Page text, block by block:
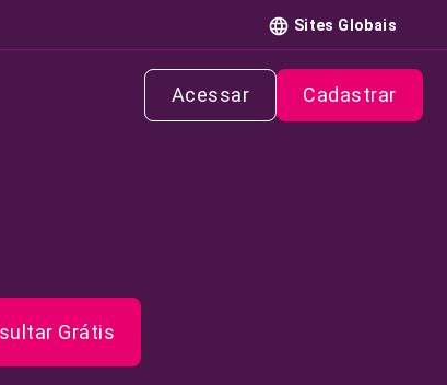
Sites Globais
Acessar Cadastrar
Grátis